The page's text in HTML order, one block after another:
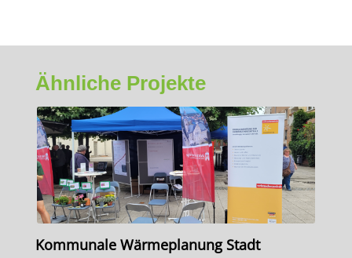
Ähnliche Projekte
Kommunale Wärmeplanung Stadt